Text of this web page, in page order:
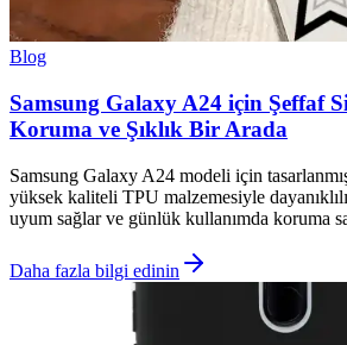
Blog
Samsung Galaxy A24 için Şeffaf
Koruma ve Şıklık Bir Arada
Samsung Galaxy A24 modeli için
yüksek kaliteli TPU malzemesiyle
uyum sağlar ve günlük kullanımda koruma
Daha fazla bilgi edinin